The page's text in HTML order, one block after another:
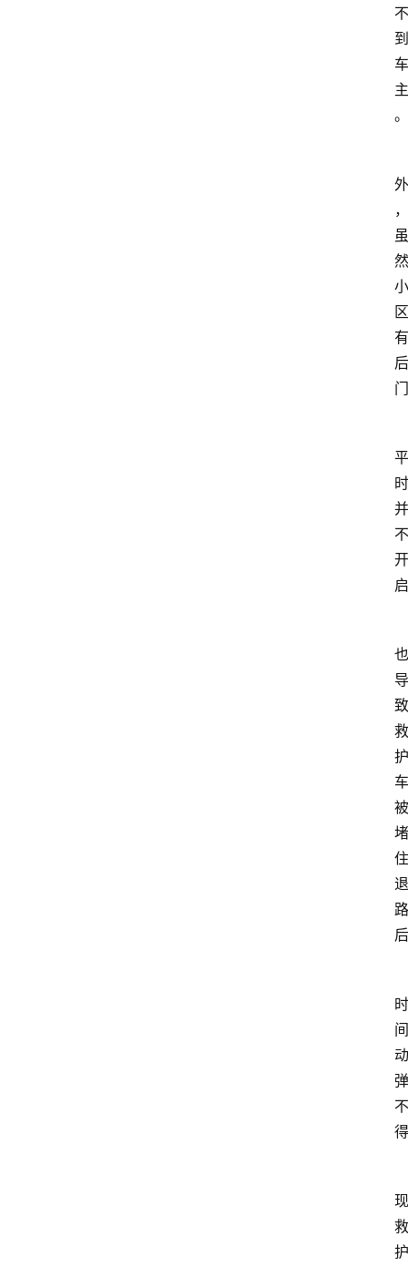
不
到
车
主
。
外
，
虽
然
小
区
有
后
门
平
时
并
不
开
启
也
导
致
救
护
车
被
堵
住
退
路
后
时
间
动
弹
不
得
现
救
护